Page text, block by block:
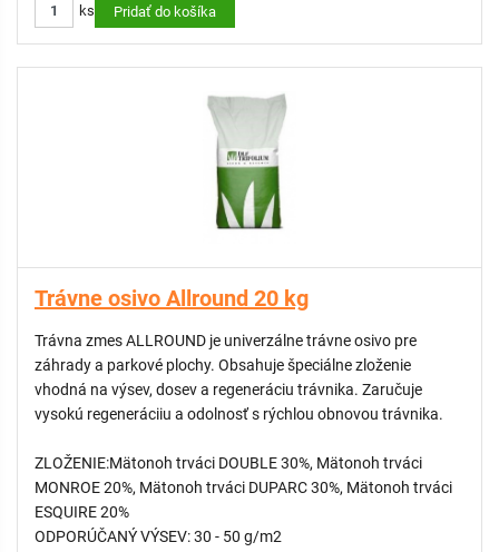
ks Pridať do košíka
Trávne osivo Allround 20 kg
Trávna zmes ALLROUND je univerzálne trávne osivo pre
záhrady a parkové plochy. Obsahuje špeciálne zloženie
vhodná na výsev, dosev a regeneráciu trávnika. Zaručuje
vysokú regeneráciiu a odolnosť s rýchlou obnovou trávnika.
ZLOŽENIE:Mätonoh trváci DOUBLE 30%, Mätonoh trváci
MONROE 20%, Mätonoh trváci DUPARC 30%, Mätonoh trváci
ESQUIRE 20%
ODPORÚČANÝ VÝSEV: 30 - 50 g/m2